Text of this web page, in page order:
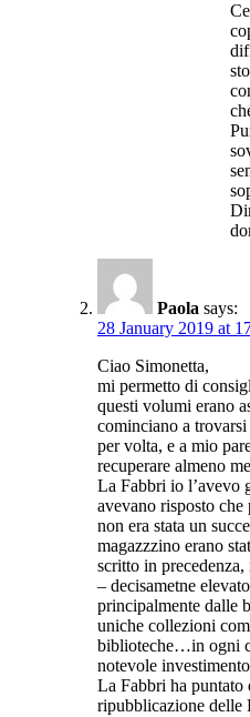
Paola says:
28 January 2019 at
Ciao Simonetta,
mi permetto di
questi volumi erano
cominciano a
per volta, e a mio
recuperare almeno
La Fabbri io l’avevo
avevano risposto
non era stata un
magazzzino erano
scritto in
– decisametne
principalmente dalle
uniche collezioni
biblioteche…in ogni
notevole
La Fabbri ha
ripubblicazione delle